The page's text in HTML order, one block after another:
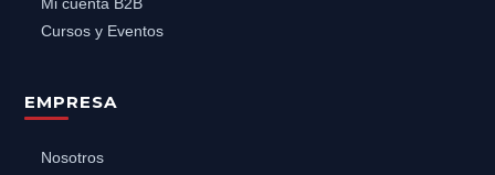
Mi cuenta B2B
Cursos y Eventos
EMPRESA
Nosotros